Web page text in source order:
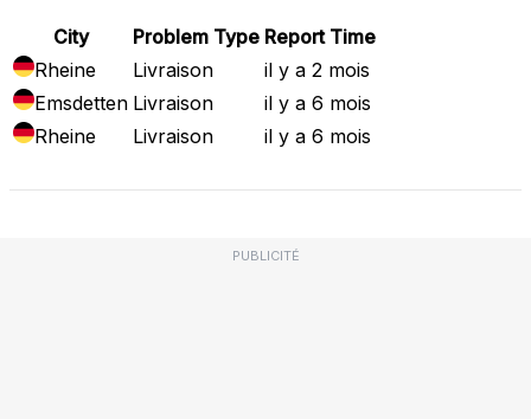
City Problem Type Report Time
Rheine
Livraison
il y a 2 mois
Emsdetten Livraison
il y a 6 mois
Rheine
Livraison il y a 6 mois
PUBLICITÉ